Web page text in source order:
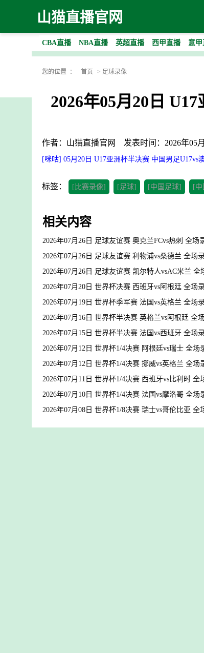
山猫直播官网
CBA直播 NBA直播 英超直播 西甲直播 意
您的位置 ： 首页 > 足球录像
2026年05月20日
作者：山猫直播官网 发表时间：2026年05
[咪咕] 05月20日 U17亚洲杯半决赛 中国男足U17vs
标签： [比赛录像] [足球] [中国足球] [中
相关内容
2026年07月26日 足球友谊赛 奥克兰FCvs热刺 全场
2026年07月26日 足球友谊赛 利物浦vs桑德兰 全场
2026年07月26日 足球友谊赛 凯尔特人vsAC米兰 全
2026年07月20日 世界杯决赛 西班牙vs阿根廷 全场
2026年07月19日 世界杯季军赛 法国vs英格兰 全场
2026年07月16日 世界杯半决赛 英格兰vs阿根廷 全
2026年07月15日 世界杯半决赛 法国vs西班牙 全场
2026年07月12日 世界杯1/4决赛 阿根廷vs瑞士 全场
2026年07月12日 世界杯1/4决赛 挪威vs英格兰 全场
2026年07月11日 世界杯1/4决赛 西班牙vs比利时 全
2026年07月10日 世界杯1/4决赛 法国vs摩洛哥 全场
2026年07月08日 世界杯1/8决赛 瑞士vs哥伦比亚 全